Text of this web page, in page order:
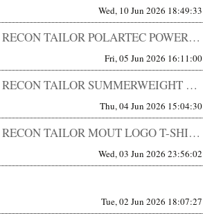
Wed, 10 Jun 2026 18:49:33
MOUT RECON TAILOR POLARTEC POWER DRY TACTICAL T-SHIRTS MT-19...
Fri, 05 Jun 2026 16:11:00
MOUT RECON TAILOR SUMMERWEIGHT MDU SHORTS MT-1906 違和感は、やがて基準...
Thu, 04 Jun 2026 15:04:30
MOUT RECON TAILOR MOUT LOGO T-SHIRTS MT-1910 機能の先に、都市がある。 昔は...
Wed, 03 Jun 2026 23:56:02
Tue, 02 Jun 2026 18:07:27